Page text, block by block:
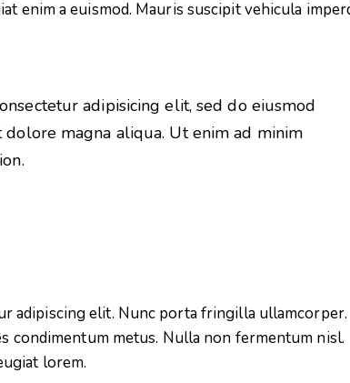
enim a euismod. Mauris suscipit vehicula
adipisicing elit, sed do eiusmod
magna aliqua. Ut enim ad minim
adipiscing elit. Nunc porta fringilla ullamcorper.
condimentum metus. Nulla non fermentum nisl.
lorem.